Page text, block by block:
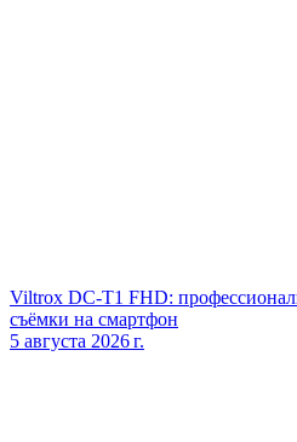
Viltrox DC‑T1 FHD:
съёмки на смартфон
5 августа 2026 г.